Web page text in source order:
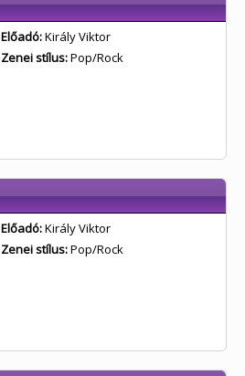
Előadó:Király Viktor
Zenei stílus:Pop/Rock
Előadó:Király Viktor
Zenei stílus:Pop/Rock